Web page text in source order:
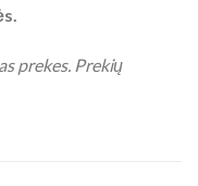
prekes. Prekių